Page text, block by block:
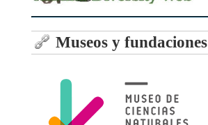
Museos y fundaciones